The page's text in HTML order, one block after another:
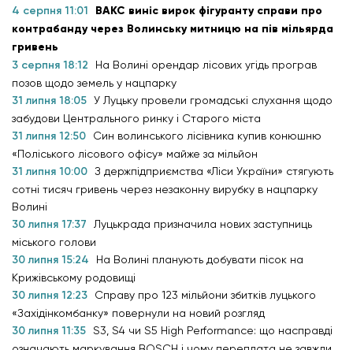
4 серпня 11:01
ВАКС виніс вирок фігуранту справи про
контрабанду через Волинську митницю на пів мільярда
гривень
3 серпня 18:12
На Волині орендар лісових угідь програв
позов щодо земель у нацпарку
31 липня 18:05 У Луцьку провели громадські слухання щодо
забудови Центрального ринку і Старого міста
31 липня 12:50
Син волинського лісівника купив конюшню
«Поліського лісового офісу» майже за мільйон
31 липня 10:00 З держпідприємства «Ліси України» стягують
сотні тисяч гривень через незаконну вирубку в нацпарку
Волині
30 липня 17:37
Луцькрада призначила нових заступниць
міського голови
30 липня 15:24
На Волині планують добувати пісок на
Крижівському родовищі
30 липня 12:23
Справу про 123 мільйони збитків луцького
«Західінкомбанку» повернули на новий розгляд
30 липня 11:35 S3, S4 чи S5 High Performance: що насправді